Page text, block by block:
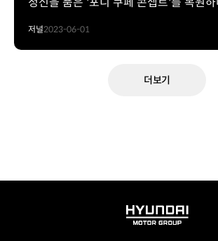
저널2023-06-01
더보기
HYUNDAI